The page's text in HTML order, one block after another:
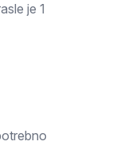
je 1